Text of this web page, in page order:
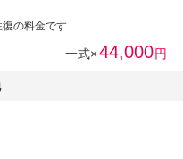
の料金です
一式×44,000円